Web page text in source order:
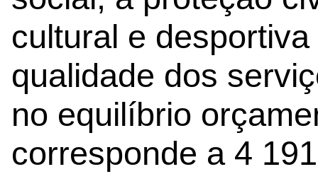
cultural e
qualidade dos
no equilíbrio
corresponde a 4